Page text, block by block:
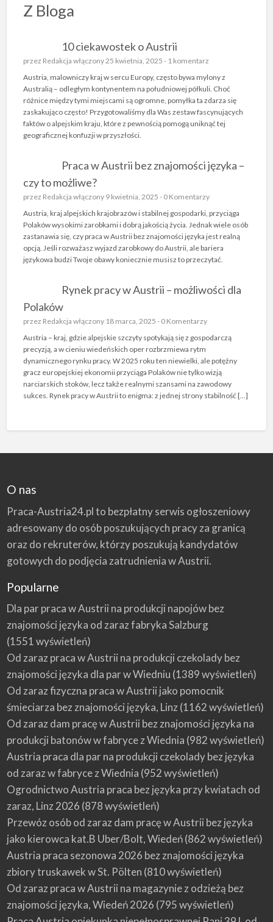
Z Bloga
10 ciekawostek o Austrii
przez Redakcja włączony 25 kwietnia, 2025 - 1 komentarz
Austria, malowniczy kraj w sercu Europy, często bywa mylony z
Australią – odległym kontynentem na południowej półkuli. Choć
różnice między tymi miejscami są ogromne, pomyłka ta zdarza się
zaskakująco często! Przygotowaliśmy dla Was zestaw fascynujących
faktów o alpejskim kraju, które z pewnością pomogą uniknąć tej
geograficznej konfuzji w przyszłości.
Praca w Austrii bez znajomości języka –
czy to możliwe?
przez Redakcja włączony 9 kwietnia, 2025 - 0 Komentarzy
Austria, kraj alpejskich krajobrazów i stabilnej gospodarki, przyciąga
Polaków wysokimi zarobkami i dobrą jakością życia. Jednak wiele osób
zastanawia się, czy praca w Austrii bez znajomości języka jest realną
opcją. Jeśli rozważasz wyjazd zarobkowy do Austrii, ale bariera
językowa budzi Twoje obawy koniecznie musisz to przeczytać.
Rynek pracy w Austrii – możliwości dla
Polaków
przez Redakcja włączony 18 marca, 2025 - 0 Komentarzy
Austria – kraj, gdzie alpejskie szczyty spotykają się z gospodarczą
precyzją, a w cieniu wiedeńskich oper rozbrzmiewa rytm
dynamicznego rynku pracy. W 2025 roku ten niewielki, ale potężny
gracz europejskiej ekonomii przyciąga Polaków nie tylko wizją
narciarskich stoków, lecz także realnymi szansami na zawodowy
sukces. Rynek pracy w Austrii to enigma: z jednej strony stabilność […]
O nas
Praca-Austria24.pl to bezpłatny serwis ogłoszeniowy
adresowany do osób poszukujących pracy za granicą
oraz do rekruterów, którzy poszukują kandydatów
gotowych do podjęcia zatrudnienia w Austrii.
Popularne
Dla par praca w Austrii na produkcji napojów bez
znajomości języka od zaraz fabryka Salzburg
(1551 wyświetleń)
Od zaraz praca w Austrii na produkcji czekolady bez
znajomości języka dla par w Wiedniu (1389 wyświetleń)
Od zaraz fizyczna praca w Austrii jako pomocnik
śmieciarza bez znajomości języka, Linz (1162 wyświetleń)
Od zaraz dam pracę w Austrii bez znajomości języka na
produkcji batonów w fabryce z Wiednia (982 wyświetleń)
Austria praca dla par na produkcji czekolady bez języka
od zaraz w fabryce z Wiednia (952 wyświetleń)
Ogrodnictwo Austria praca bez języka przy kwiatach od
zaraz, Linz 2026 (878 wyświetleń)
Przewóz osób od zaraz dam pracę w Austrii bez języka
jako kierowca kat.B Uber/Bolt, Wiedeń(862 wyświetleń)
Austria praca sezonowa 2026 bez znajomości języka
zbiory truskawek w St. Pölten (810 wyświetleń)
Od zaraz praca w Austrii na magazynie z odzieżą bez
znajomości języka, Wiedeń 2026 (795 wyświetleń)